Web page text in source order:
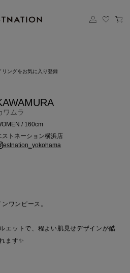
リングをお気に入り登録
ワムラ
/ 160cm
ストネーション横浜店
estnation_yokohama
ワンピース。
エットで、程よい肌見せデザインが酷
ます✨